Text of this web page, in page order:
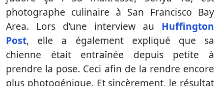
photographe culinaire à San Francisco Bay
Area. Lors d’une interview au Huffington
Post, elle a également expliqué que sa
chienne était entraînée depuis petite à
prendre la pose. Ceci afin de la rendre encore
plus photogénique. Et sincèrement, le résultat